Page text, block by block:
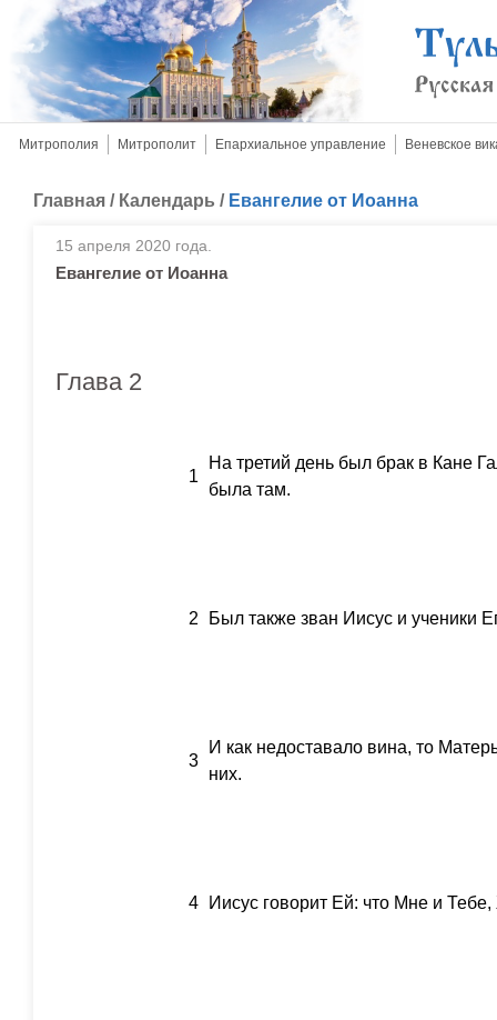
Митрополия Митрополит Епархиальное управление Веневское
Главная / Календарь / Евангелие от Иоанна
15 апреля 2020 года.
Евангелие от Иоанна
Глава 2
1
На третий день был брак в Кане
была там.
2 Был также зван Иисус и ученики
3
И как недоставало вина, то
них.
4 Иисус говорит Ей: что Мне и